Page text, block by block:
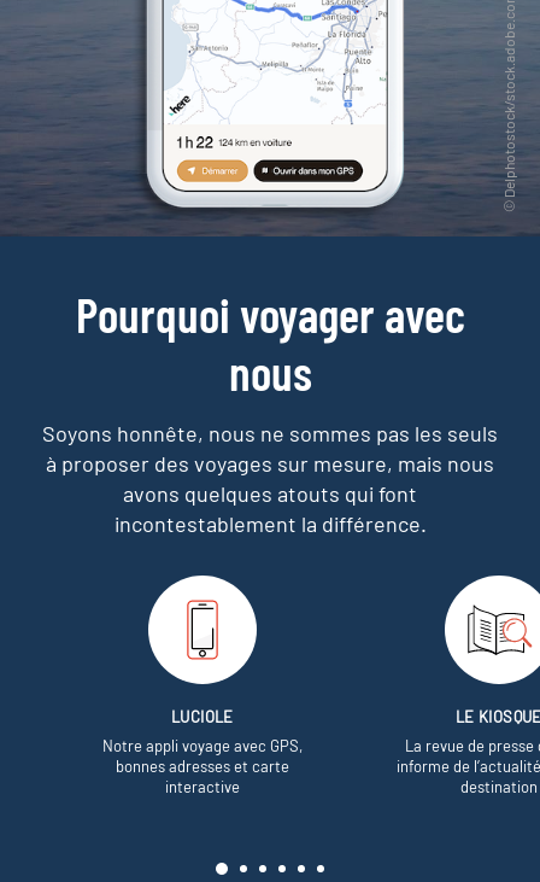
Pourquoi voyager avec
nous
Soyons honnête, nous ne sommes pas les seuls
à proposer des voyages sur mesure, mais nous
avons quelques atouts qui font
incontestablement la différence.
LUCIOLE
Notre appli voyage avec GPS,
bonnes adresses et carte
interactive
LE
La revue de presse
informe de
destination